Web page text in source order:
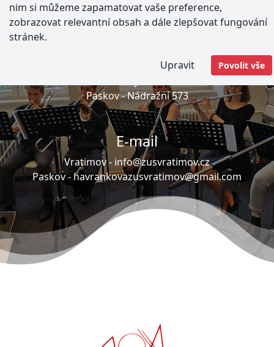
Paskov -Nádražní 573
E-mail
Vratimov - info@zusvratimov.cz
Paskov -havrankovazusvratimov@gmail.com
nim si můžeme zapamatovat vaše preference,
zobrazovat relevantní obsah a dále zlepšovat fungování
stránek.
Upravit Povolit vše